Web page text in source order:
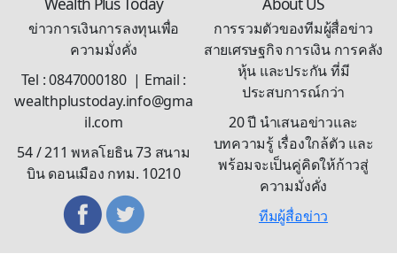
ข่าวการเงินการลงทุนเพื่อ
ความมั่งคั่ง
Tel : 0847000180 | Email :
wealthplustoday.info@gma
il.com
54 / 211 พหลโยธิน 73 สนาม
บิน ดอนเมือง กทม. 10210
การรวมตัวของทีมผู้สื่อข่าว
สายเศรษฐกิจ การเงิน การคลัง
หุ้น และประกัน ที่มี
ประสบการณ์กว่า
20 ปี นำเสนอข่าวและ
บทความรู้ เรื่องใกล้ตัว และ
พร้อมจะเป็นคู่คิดให้ก้าวสู่
ความมั่งคั่ง
ทีมผู้สื่อข่าว